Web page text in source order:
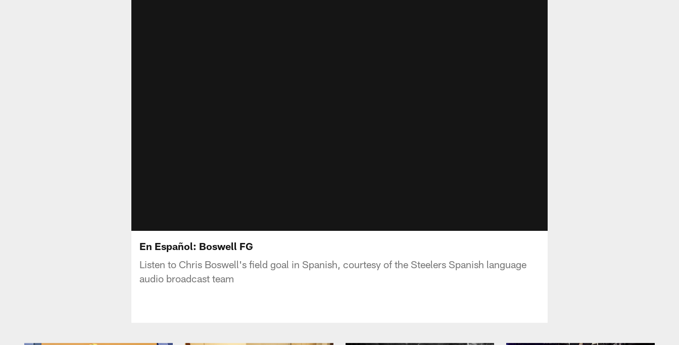
En Español: Boswell FG
Listen to Chris Boswell's field goal in Spanish, courtesy of the Steelers Spanish language
audio broadcast team